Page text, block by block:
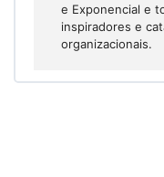
e Exponencial e
inspiradores e
organizacionais.